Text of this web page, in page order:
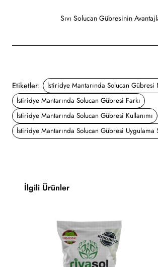
Sıvı Solucan Gübresinin
Etiketler:
İstiridye Mantarında Solucan Gübresi
İstiridye Mantarında Solucan Gübresi Farkı
İstiridye Mantarında Solucan Gübresi Kullanımı
İstiridye Mantarında Solucan Gübresi Uygulama
İlgili Ürünler